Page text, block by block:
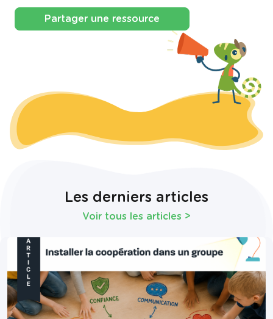
Partager une ressource
Les derniers articles
Voir tous les articles >